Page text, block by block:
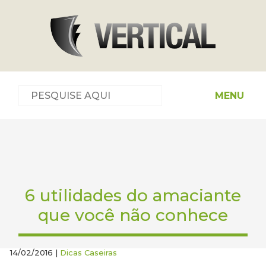
MENU
6 utilidades do amaciante
que você não conhece
14/02/2016 | Dicas Caseiras